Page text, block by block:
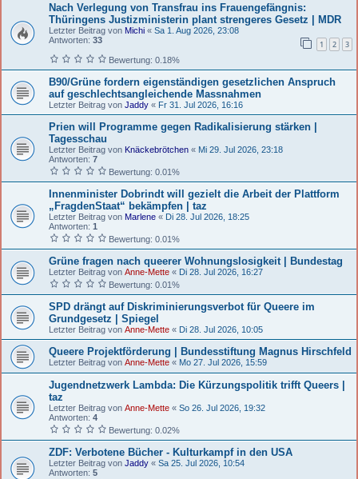
Nach Verlegung von Transfrau ins Frauengefängnis:
Thüringens Justizministerin plant strengeres Gesetz | MDR
Letzter Beitrag von Michi « Sa 1. Aug 2026, 23:08
Antworten: 33 1 2 3
Bewertung: 0.18%
B90/Grüne fordern eigenständigen gesetzlichen Anspruch
auf geschlechtsangleichende Massnahmen
Letzter Beitrag von Jaddy « Fr 31. Jul 2026, 16:16
Prien will Programme gegen Radikalisierung stärken |
Tagesschau
Letzter Beitrag von Knäckebrötchen « Mi 29. Jul 2026, 23:18
Antworten: 7
Bewertung: 0.01%
Innenminister Dobrindt will gezielt die Arbeit der Plattform
„FragdenStaat“ bekämpfen | taz
Letzter Beitrag von Marlene « Di 28. Jul 2026, 18:25
Antworten: 1
Bewertung: 0.01%
Grüne fragen nach queerer Wohnungslosigkeit | Bundestag
Letzter Beitrag von Anne-Mette « Di 28. Jul 2026, 16:27
Bewertung: 0.01%
SPD drängt auf Diskriminierungsverbot für Queere im
Grundgesetz | Spiegel
Letzter Beitrag von Anne-Mette « Di 28. Jul 2026, 10:05
Queere Projektförderung | Bundesstiftung Magnus Hirschfeld
Letzter Beitrag von Anne-Mette « Mo 27. Jul 2026, 15:59
Jugendnetzwerk Lambda: Die Kürzungspolitik trifft Queers |
taz
Letzter Beitrag von Anne-Mette « So 26. Jul 2026, 19:32
Antworten: 4
Bewertung: 0.02%
ZDF: Verbotene Bücher - Kulturkampf in den USA
Letzter Beitrag von Jaddy « Sa 25. Jul 2026, 10:54
Antworten: 5